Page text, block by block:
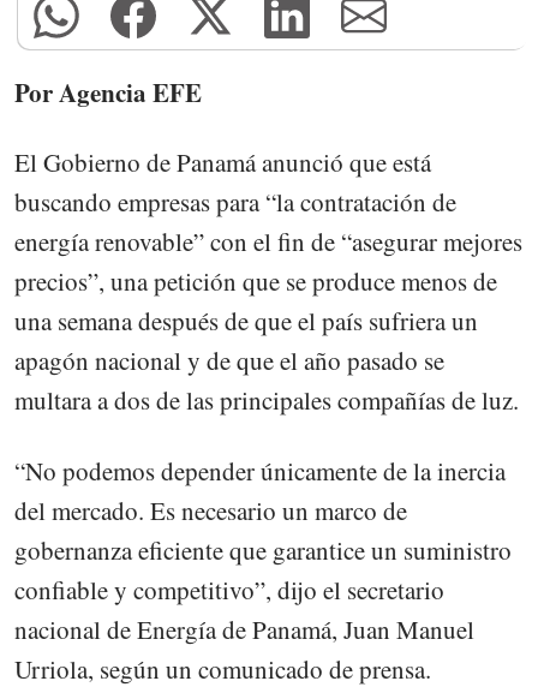
Por Agencia EFE
El Gobierno de Panamá anunció que está
buscando empresas para “la contratación de
energía renovable” con el fin de “asegurar mejores
precios”, una petición que se produce menos de
una semana después de que el país sufriera un
apagón nacional y de que el año pasado se
multara a dos de las principales compañías de luz.
“No podemos depender únicamente de la inercia
del mercado. Es necesario un marco de
gobernanza eficiente que garantice un suministro
confiable y competitivo”, dijo el secretario
nacional de Energía de Panamá, Juan Manuel
Urriola, según un comunicado de prensa.